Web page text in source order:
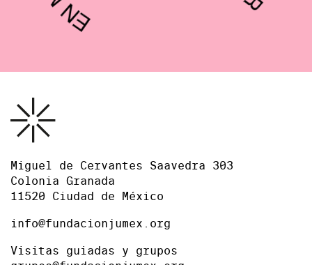
Miguel de Cervantes Saavedra 303
Colonia Granada
11520 Ciudad de México
info@fundacionjumex.org
Visitas guiadas y grupos